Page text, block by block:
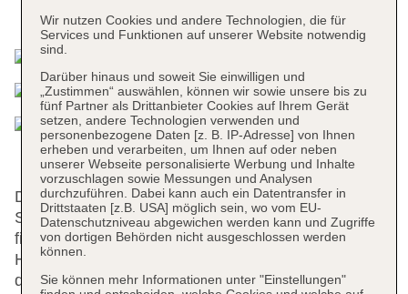
Das bietet Ihre Unterkunft
Die Besucher erleben ein schönes Ambiente im 3-
Sterne-Hotel. Eine Bar ist ebenfalls vorhanden. Du
findest außerdem ein Restaurant u.a. mit Buffet. Die
Hotelcrew ist immer für Dich da und freut sich
darauf, Dir Deinen Urlaub so angenehm wie
Wir nutzen Cookies und andere Technologien, die für
Services und Funktionen auf unserer Website notwendig
sind.
Darüber hinaus und soweit Sie einwilligen und
„Zustimmen“ auswählen, können wir sowie unsere bis zu
fünf Partner als Drittanbieter Cookies auf Ihrem Gerät
setzen, andere Technologien verwenden und
personenbezogene Daten [z. B. IP-Adresse] von Ihnen
erheben und verarbeiten, um Ihnen auf oder neben
unserer Webseite personalisierte Werbung und Inhalte
vorzuschlagen sowie Messungen und Analysen
durchzuführen. Dabei kann auch ein Datentransfer in
Drittstaaten [z.B. USA] möglich sein, wo vom EU-
Datenschutzniveau abgewichen werden kann und Zugriffe
von dortigen Behörden nicht ausgeschlossen werden
können.
Sie können mehr Informationen unter "Einstellungen"